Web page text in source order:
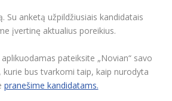
Su anketą užpildžiusiais kandidatais
įvertinę aktualius poreikius.
pateiksite „Novian“ savo
kurie bus tvarkomi taip, kaip nurodyta
pranešime kandidatams.